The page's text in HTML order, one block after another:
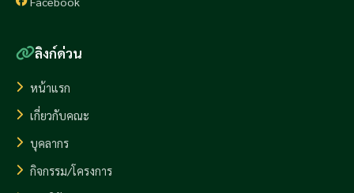
ลิงก์ด่วน
หน้าแรก
เกี่ยวกับคณะ
บุคลากร
กิจกรรม/โครงการ